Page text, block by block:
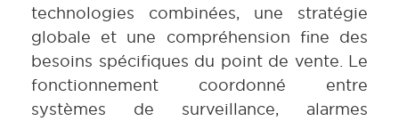
technologies combinées, une stratégie
globale et une compréhension fine des
besoins spécifiques du point de vente. Le
fonctionnement coordonné entre
systèmes de surveillance, alarmes